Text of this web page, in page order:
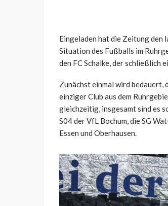
Eingeladen hat die Zeitung den
Situation des Fußballs im
den FC Schalke, der schließlich
Zunächst einmal wird bedauert,
einziger Club aus dem
gleichzeitig, insgesamt sind es
S04 der VfL Bochum, die SG
Essen und Oberhausen.